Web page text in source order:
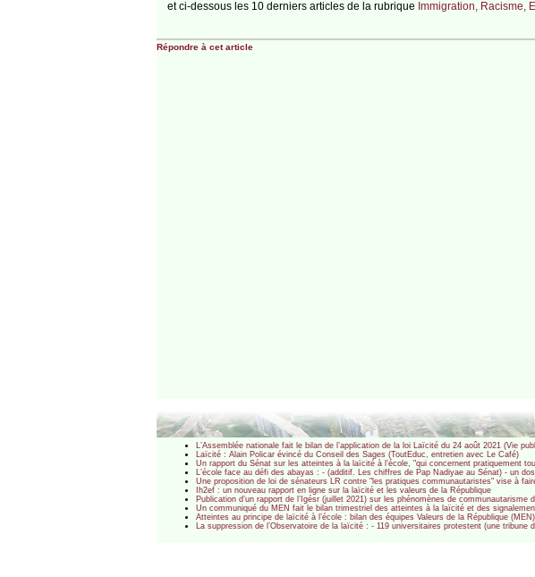
et ci-dessous les 10 derniers articles de la rubrique Immigration, Racisme,
Répondre à cet article
L’Assemblée nationale fait le bilan de l’application de la loi Laïcité du 24 août 2021 (Vie
Laïcité : Alain Policar évincé du Conseil des Sages (ToutEduc, entretien avec Le Café)
Un rapport du Sénat sur les atteintes à la laïcité à l’école, "qui concernent pratiquement
L’école face au défi des abayas : - (additif. Les chiffres de Pap Nadiyae au Sénat) - un
Une proposition de loi de sénateurs LR contre "les pratiques communautaristes" vise à
Ih2ef : un nouveau rapport en ligne sur la laïcité et les valeurs de la République
Publication d’un rapport de l’Igésr (juillet 2021) sur les phénomènes de
Un communiqué du MEN fait le bilan trimestriel des atteintes à la laïcité et des
Atteintes au principe de laïcité à l’école : bilan des équipes Valeurs de la République
La suppression de l’Observatoire de la laïcité : - 119 universitaires protestent (une